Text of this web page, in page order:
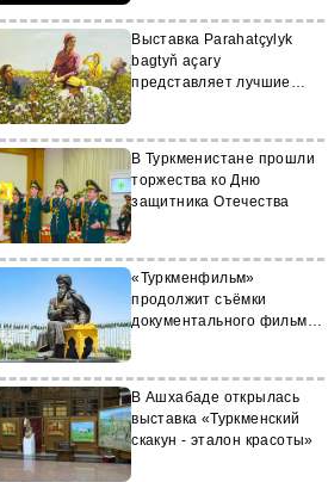
Выставка Parahatçylyk
bagtyň açary
представляет лучшие
В Туркменистане прошли
торжества ко Дню
защитника Отечества
«Туркменфильм»
продолжит съёмки
документального фильма
В Ашхабаде открылась
выставка «Туркменский
скакун - эталон красоты»